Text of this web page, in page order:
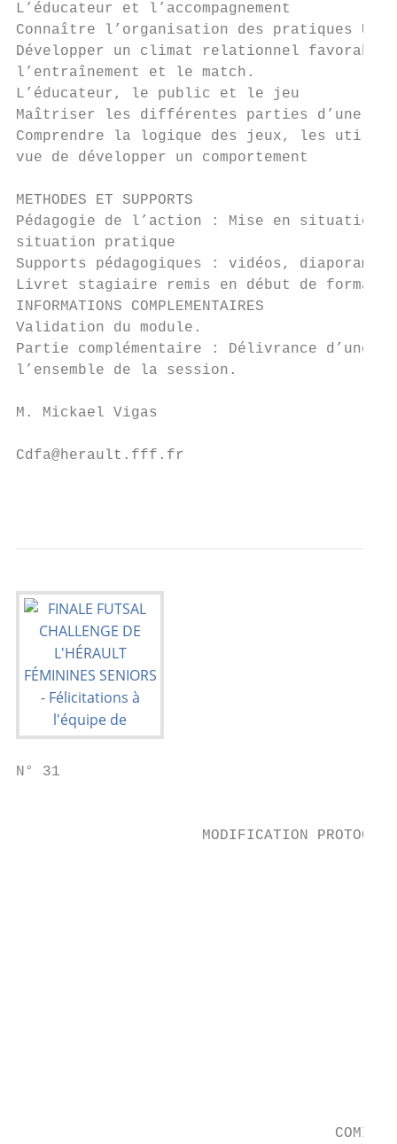
L’éducateur et l’accompagnement
Connaître l’organisation des pratiques U6/
Développer un climat relationnel favorable
l’entraînement et le match.
L’éducateur, le public et le jeu
Maîtriser les différentes parties d’une
Comprendre la logique des jeux, les
vue de développer un comportement
METHODES ET SUPPORTS
Pédagogie de l’action : Mise en situation
situation pratique
Supports pédagogiques : vidéos,
Livret stagiaire remis en début de
INFORMATIONS COMPLEMENTAIRES
Validation du module.
Partie complémentaire : Délivrance
l’ensemble de la session.
M. Mickael Vigas
Cdfa@herault.fff.fr
N° 31
MODIFICATION
COMITÉ